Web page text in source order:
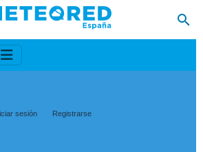
sesión Registrarse